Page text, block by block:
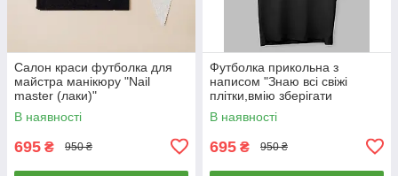
Салон краси футболка для
майстра манікюру "Nail
master (лаки)"
В наявності
695 ₴ 950 ₴
Футболка прикольна з
написом "Знаю всі свіжі
плітки,вмію зберігати
секрети"
В наявності
695 ₴ 950 ₴